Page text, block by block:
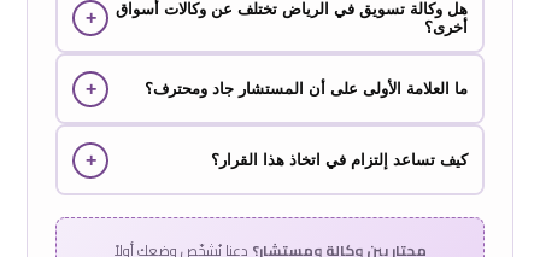
إذا كانت تُسلّمك تقارير أداء لكن لا أحد يسأل عن هدفك التجاري
الفعلي — هذا مؤشر على
هل وكالة تسويق في الرياض تختلف عن وكالات أسواق
أخرى؟
+
من ناحية الفعالية نعم. وكالة تفهم طبيعة قرار الشراء في السوق
ما العلامة الأولى على أن المستشار جاد ومحترف؟ +
يبدأ بالأسئلة لا بالحلول الجاهزة. تقديم استراتيجية دون تشخيص
نموذجاً جاهزاً
كيف تساعد إلتزام في اتخاذ هذا القرار؟ +
نبدأ بجلسة تشخيصية تُحدد ما تحتاجه فعلياً، ونُقدّمالاستشارة
والتنفيذ معاًضمن فريق واحد.
محتار بين وكالة ومستشار؟ دعنا نُشخّص وضعك أولاً